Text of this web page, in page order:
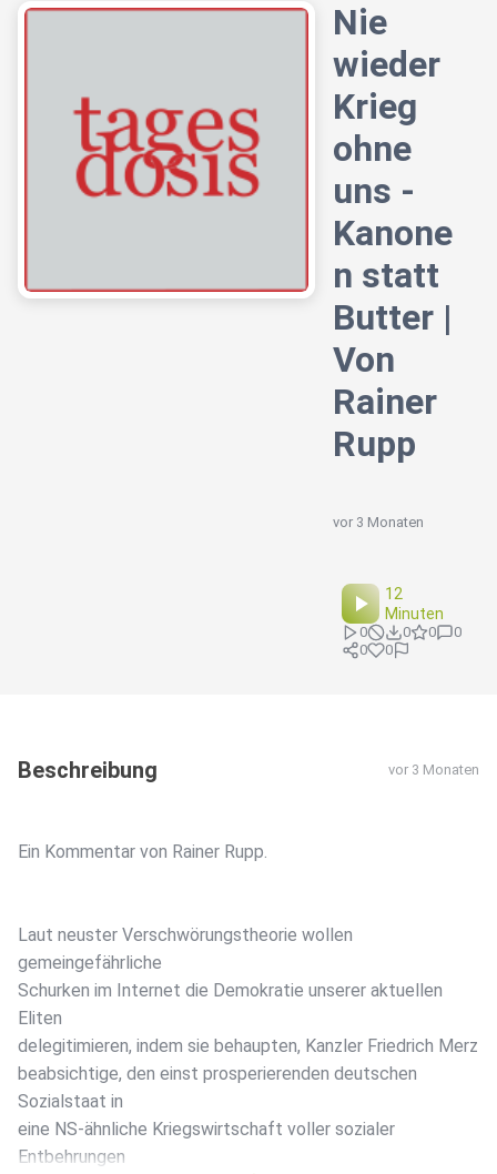
Nie
wieder
Krieg
ohne
uns -
Kanone
n statt
Butter |
Von
Rainer
Rupp
vor 3 Monaten
12
Minuten
0 0 0
0
0
0
Beschreibung vor 3 Monaten
Ein Kommentar von Rainer Rupp.
Laut neuster Verschwörungstheorie wollen
gemeingefährliche
Schurken im Internet die Demokratie unserer aktuellen
Eliten
delegitimieren, indem sie behaupten, Kanzler Friedrich Merz
beabsichtige, den einst prosperierenden deutschen
Sozialstaat in
eine NS-ähnliche Kriegswirtschaft voller sozialer
Entbehrungen